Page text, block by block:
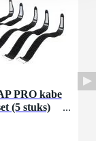
PRO kabe
(5 stuks)